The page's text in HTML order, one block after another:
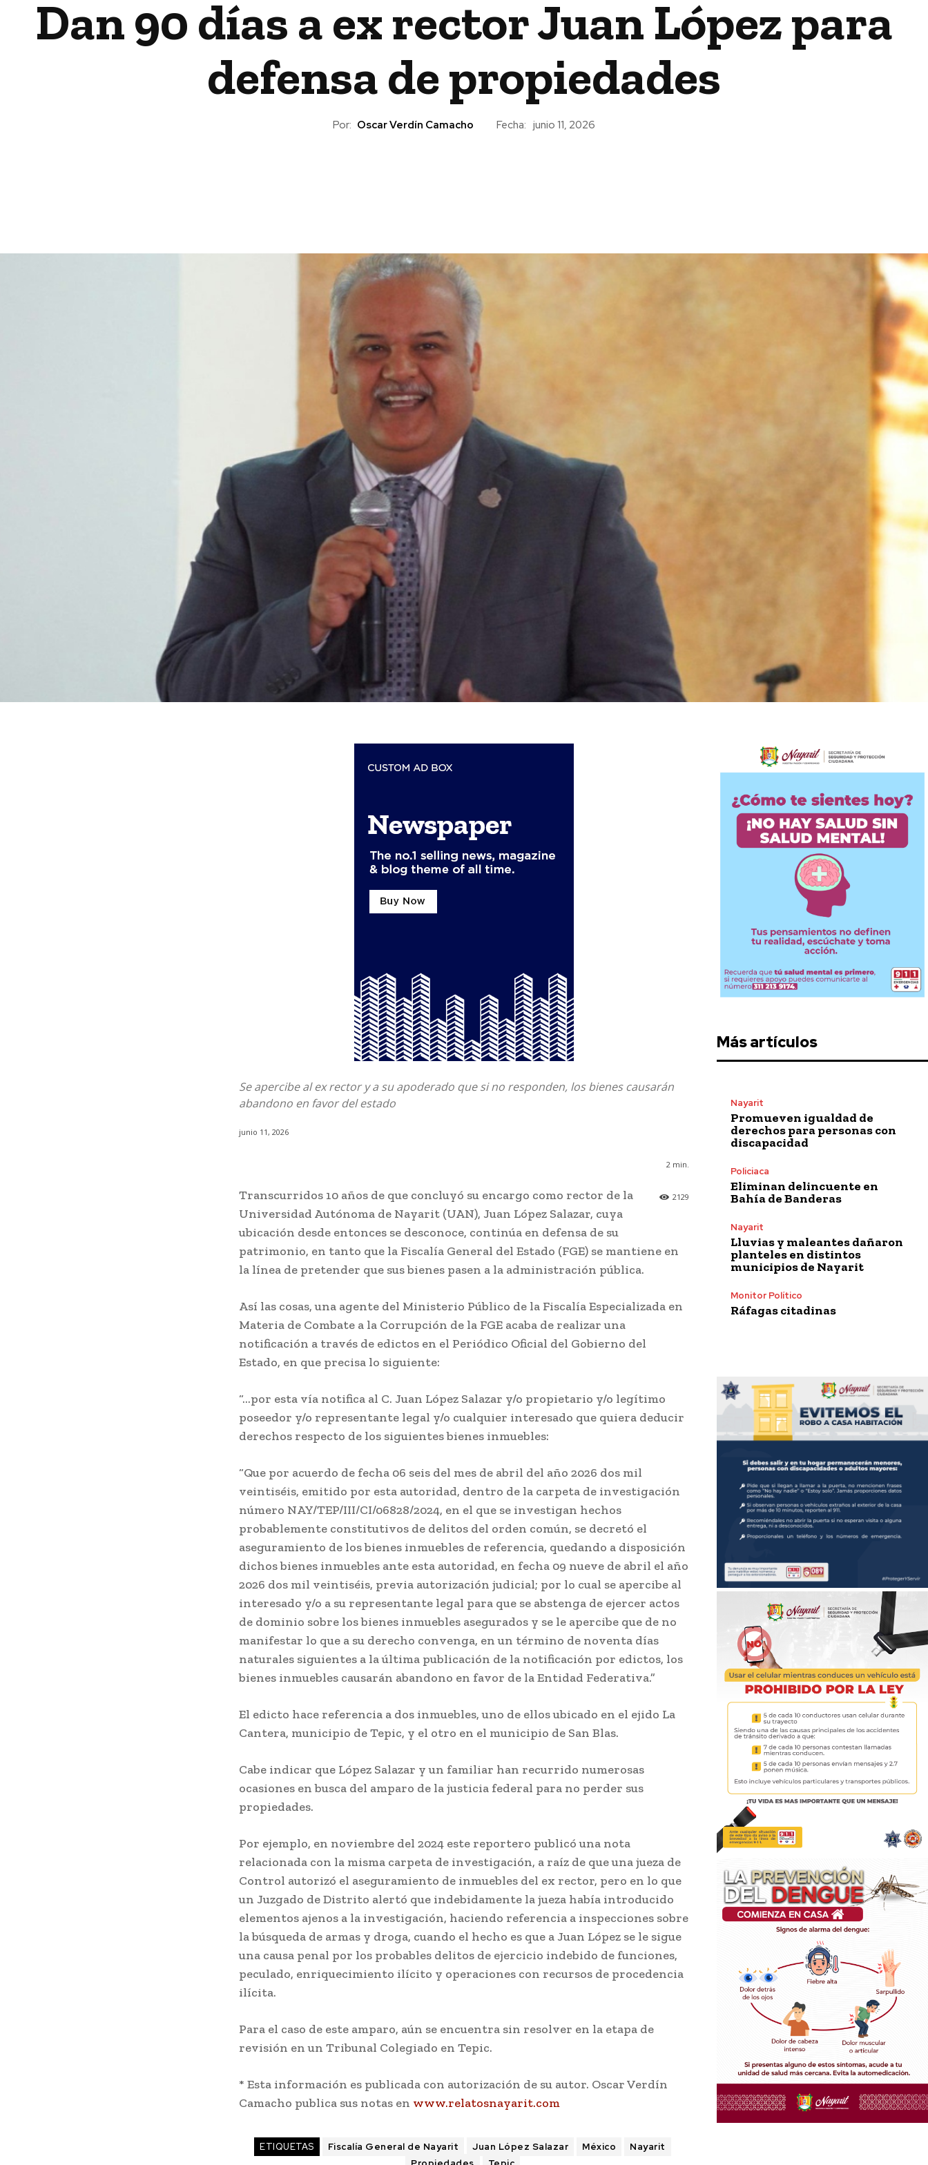
Dan 90 días a ex rector Juan López para
defensa de propiedades
Por: Oscar Verdín Camacho Fecha: junio 11, 2026
Se apercibe al ex rector y a su apoderado que si no responden, los bienes causarán
abandono en favor del estado
junio 11, 2026
2 min.
2129
Transcurridos 10 años de que concluyó su encargo como rector de la
Universidad Autónoma de Nayarit (UAN), Juan López Salazar, cuya
ubicación desde entonces se desconoce, continúa en defensa de su
patrimonio, en tanto que la Fiscalía General del Estado (FGE) se mantiene en
la línea de pretender que sus bienes pasen a la administración pública.
Así las cosas, una agente del Ministerio Público de la Fiscalía Especializada en
Materia de Combate a la Corrupción de la FGE acaba de realizar una
notificación a través de edictos en el Periódico Oficial del Gobierno del
Estado, en que precisa lo siguiente:
“…por esta vía notifica al C. Juan López Salazar y/o propietario y/o legítimo
poseedor y/o representante legal y/o cualquier interesado que quiera deducir
derechos respecto de los siguientes bienes inmuebles:
“Que por acuerdo de fecha 06 seis del mes de abril del año 2026 dos mil
veintiséis, emitido por esta autoridad, dentro de la carpeta de investigación
número NAY/TEP/III/CI/06828/2024, en el que se investigan hechos
probablemente constitutivos de delitos del orden común, se decretó el
aseguramiento de los bienes inmuebles de referencia, quedando a disposición
dichos bienes inmuebles ante esta autoridad, en fecha 09 nueve de abril el año
2026 dos mil veintiséis, previa autorización judicial; por lo cual se apercibe al
interesado y/o a su representante legal para que se abstenga de ejercer actos
de dominio sobre los bienes inmuebles asegurados y se le apercibe que de no
manifestar lo que a su derecho convenga, en un término de noventa días
naturales siguientes a la última publicación de la notificación por edictos, los
bienes inmuebles causarán abandono en favor de la Entidad Federativa.”
El edicto hace referencia a dos inmuebles, uno de ellos ubicado en el ejido La
Cantera, municipio de Tepic, y el otro en el municipio de San Blas.
Cabe indicar que López Salazar y un familiar han recurrido numerosas
ocasiones en busca del amparo de la justicia federal para no perder sus
propiedades.
Por ejemplo, en noviembre del 2024 este reportero publicó una nota
relacionada con la misma carpeta de investigación, a raíz de que una jueza de
Control autorizó el aseguramiento de inmuebles del ex rector, pero en lo que
un Juzgado de Distrito alertó que indebidamente la jueza había introducido
elementos ajenos a la investigación, haciendo referencia a inspecciones sobre
la búsqueda de armas y droga, cuando el hecho es que a Juan López se le sigue
una causa penal por los probables delitos de ejercicio indebido de funciones,
peculado, enriquecimiento ilícito y operaciones con recursos de procedencia
ilícita.
Para el caso de este amparo, aún se encuentra sin resolver en la etapa de
revisión en un Tribunal Colegiado en Tepic.
* Esta información es publicada con autorización de su autor. Oscar Verdín
Camacho publica sus notas en www.relatosnayarit.com
ETIQUETAS Fiscalía General de Nayarit Juan López Salazar México
Nayarit
Más artículos
Nayarit
Promueven igualdad de
derechos para personas con
discapacidad
Policiaca
Eliminan delincuente en
Bahía de Banderas
Nayarit
Lluvias y maleantes dañaron
planteles en distintos
municipios de Nayarit
Monitor Político
Ráfagas citadinas